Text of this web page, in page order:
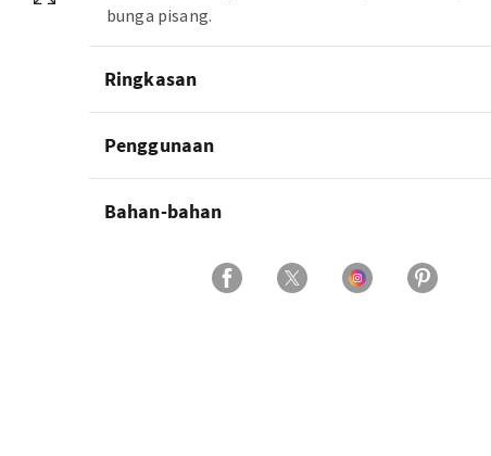
bunga pisang.
Ringkasan
Penggunaan
Bahan-bahan